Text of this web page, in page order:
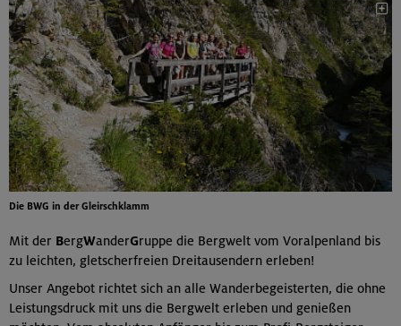
Die BWG in der Gleirschklamm
Mit der BergWanderGruppe die Bergwelt vom Voralpenland bis
zu leichten, gletscherfreien Dreitausendern erleben!
Unser Angebot richtet sich an alle Wanderbegeisterten, die ohne
Leistungsdruck mit uns die Bergwelt erleben und genießen